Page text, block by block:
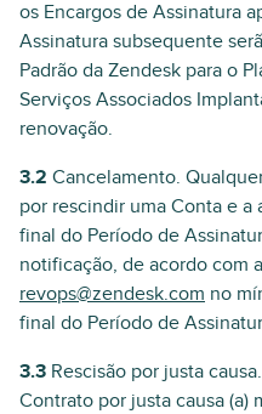
os Encargos de Assinatura
Assinatura subsequente
Padrão da Zendesk para o
Serviços Associados
renovação.
3.2 Cancelamento.
por rescindir uma Conta e a
final do Período de
notificação, de acordo com
revops@zendesk.com no
final do Período de
3.3 Rescisão por justa
Contrato por justa causa